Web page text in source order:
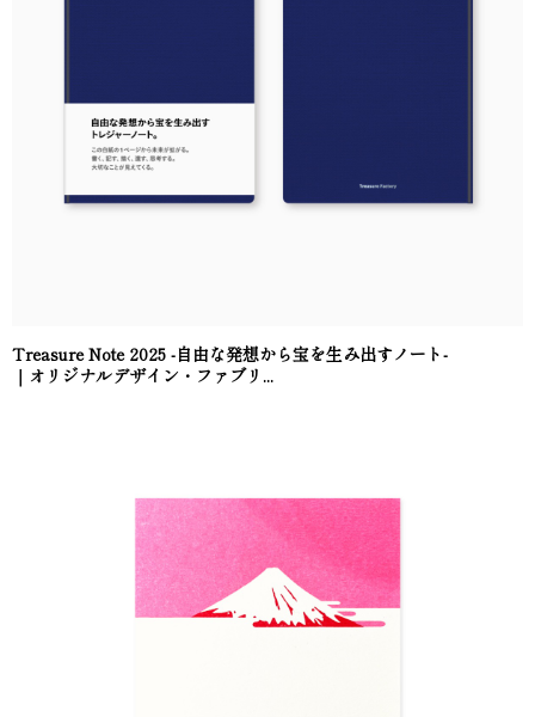
Treasure Note 2025 -自由な発想から宝を生み出すノート-
｜オリジナルデザイン・ファブリ...